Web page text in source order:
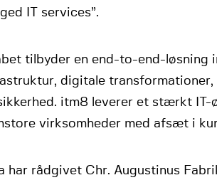
IT services”.
tilbyder en end-to-end-løsning
digitale
itm8 leverer et stærkt IT-
virksomheder med afsæt i
har rådgivet Chr. Augustinus